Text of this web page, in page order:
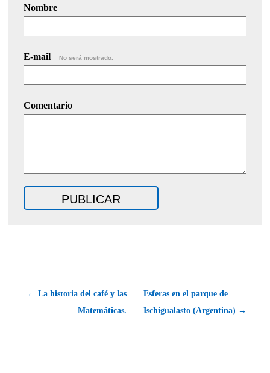
Nombre
E-mail No será mostrado.
Comentario
← La historia del café y las
Matemáticas.
Esferas en el parque de
Ischigualasto (Argentina) →